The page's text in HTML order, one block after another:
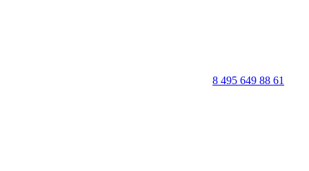
8 495 649 88 61